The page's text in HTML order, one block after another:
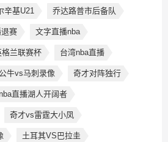
辛基U21 乔达路普市后备队
赛 文字直播nba
格兰联赛杯 台湾nba直播
公牛vs马刺录像 奇才对阵独行
nba直播湖人开阔者
奇才vs雷霆大小凤
土耳其VS巴拉圭